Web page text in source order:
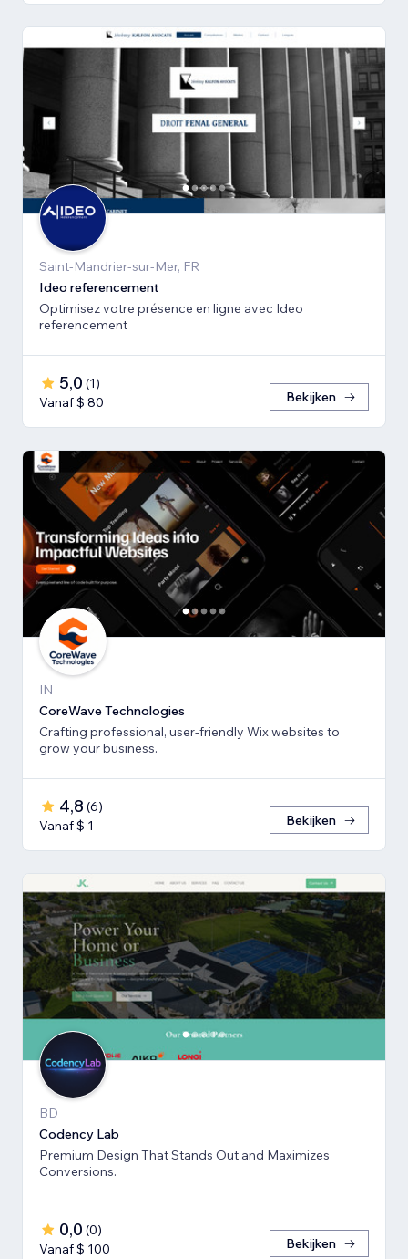
Saint-Mandrier-sur-Mer, FR
Ideo referencement
Optimisez votre présence en ligne avec Ideo
referencement
5,0 (1)
Vanaf $ 80
Bekijken
IN
CoreWave Technologies
Crafting professional, user-friendly Wix websites to
grow your business.
4,8 (6)
Vanaf $ 1
Bekijken
BD
Codency Lab
Premium Design That Stands Out and Maximizes
Conversions.
0,0 (0)
Vanaf $ 100
Bekijken